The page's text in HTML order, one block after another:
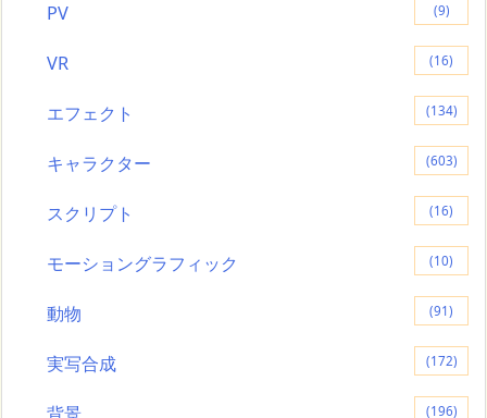
PV (9)
VR (16)
エフェクト (134)
キャラクター (603)
スクリプト (16)
モーショングラフィック (10)
動物 (91)
実写合成 (172)
(196)